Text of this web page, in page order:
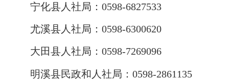
宁化县人社局：0598-6827533
尤溪县人社局：0598-6300620
大田县人社局：0598-7269096
明溪县民政和人社局：0598-2861135